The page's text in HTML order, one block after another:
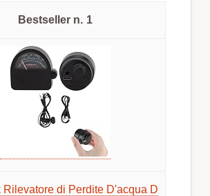
1
Rilevatore di Perdite D'acqua D